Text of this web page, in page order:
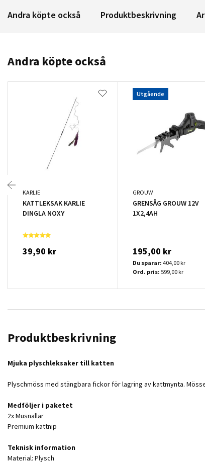
Andra köpte också Produktbeskrivning
Andra köpte också
KARLIE
KATTLEKSAK KARLIE
DINGLA NOXY
39,90 kr
Utgående
GROUW
GRENSÅG GROUW 12V
1X2,4AH
195,00 kr
Du sparar: 404,00 kr
Ord. pris: 599,00 kr
Produktbeskrivning
Mjuka plyschleksaker till katten
Plyschmöss med stängbara fickor för lagring av kattmynta.
Medföljer i paketet
2x Musnallar
Premium kattnip
Teknisk information
Material: Plysch